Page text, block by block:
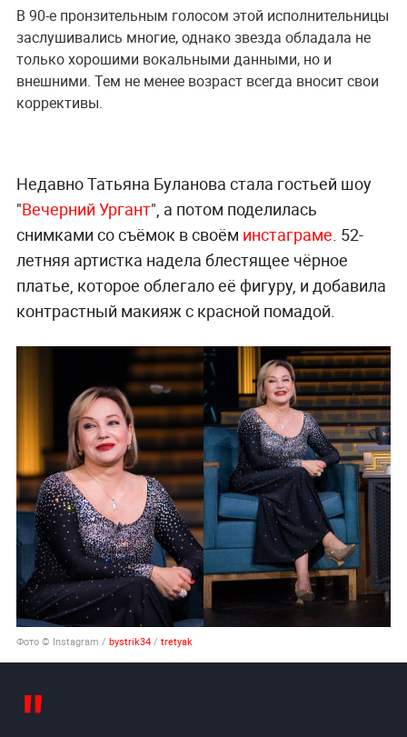
В 90-е пронзительным голосом этой исполнительницы
заслушивались многие, однако звезда обладала не
только хорошими вокальными данными, но и
внешними. Тем не менее возраст всегда вносит свои
коррективы.
Недавно Татьяна Буланова стала гостьей шоу
"Вечерний Ургант", а потом поделилась
снимками со съёмок в своём инстаграме. 52-
летняя артистка надела блестящее чёрное
платье, которое облегало её фигуру, и добавила
контрастный макияж с красной помадой.
Фото © Instagram / bystrik34/ tretyak